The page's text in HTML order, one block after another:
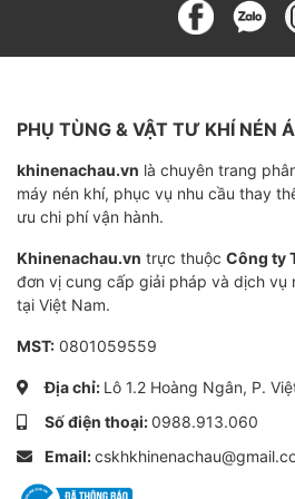
Chất liệu
Giấy thủy
Hàm lượng dầu
Hiệu quả
Độ tinh lọc
Model
AS series,
Tuổi thọ
PHỤ TÙNG & VẬT TƯ KHÍ NÉN
khinenachau.vn là chuyên trang
máy nén khí, phục vụ nhu cầu thay
ưu chi phí vận hành.
Khinenachau.vn trực thuộc Công ty
đơn vị cung cấp giải pháp và dịch vụ
tại Việt Nam.
MST: 0801059559
Địa chỉ: Lô 1.2 Hoàng Ngân, P.
Số điện thoại:0988.913.060
Email: